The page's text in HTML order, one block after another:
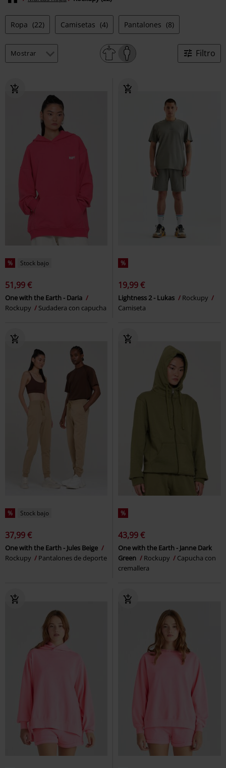
Ropa (22) Camisetas (4) Pantalones (8)
Filtro
% Stock bajo
51,99 €
One with the Earth - Daria
Rockupy
Sudadera con capucha
%
19,99 €
Lightness 2 - Lukas
Rockupy
Camiseta
% Stock bajo
37,99 €
One with the Earth - Jules Beige
Rockupy
Pantalones de deporte
%
43,99 €
One with the Earth - Janne Dark
Green
Rockupy
Capucha con
cremallera